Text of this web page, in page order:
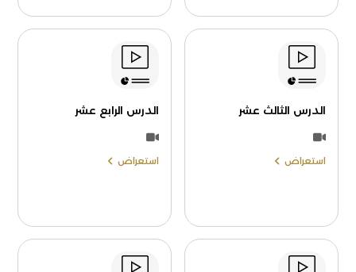
الدرس الثالث عشر
استعراض
الدرس الرابع عشر
استعراض